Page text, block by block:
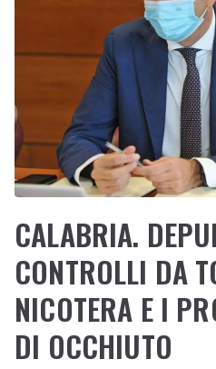
CALABRIA.
CONTROLLI DA
NICOTERA E I
DI OCCHIUTO